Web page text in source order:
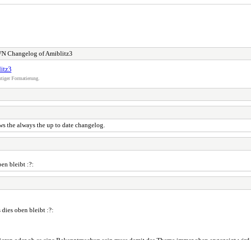
Changelog of Amiblitz3
Formatierung.
the always the up to date changelog.
bleibt :?:
dies oben bleibt :?: